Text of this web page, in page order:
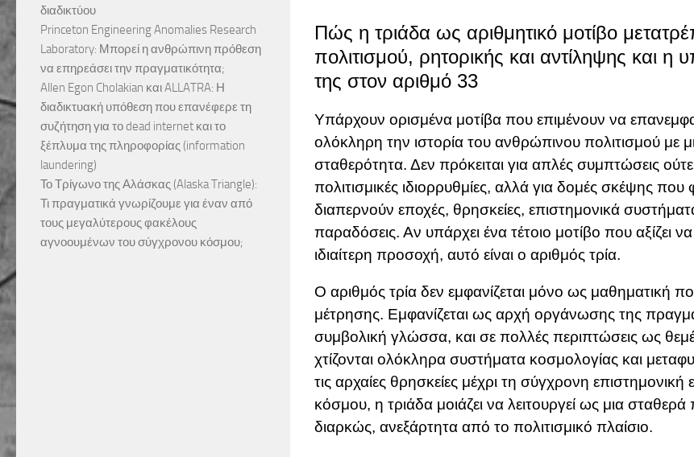
Πώς η τριάδα ως αριθμητικό μοτίβο
πολιτισμού, ρητορικής και αντίληψης και η
της στον αριθμό 33
Υπάρχουν ορισμένα μοτίβα που επιμένουν να
ολόκληρη την ιστορία του ανθρώπινου πολιτισμού με
σταθερότητα. Δεν πρόκειται για απλές συμπτώσεις
πολιτισμικές ιδιορρυθμίες, αλλά για δομές σκέψης που
διαπερνούν εποχές, θρησκείες, επιστημονικά συστήματα
παραδόσεις. Αν υπάρχει ένα τέτοιο μοτίβο που αξίζει να
ιδιαίτερη προσοχή, αυτό είναι ο αριθμός τρία.
Ο αριθμός τρία δεν εμφανίζεται μόνο ως μαθηματική
μέτρησης. Εμφανίζεται ως αρχή οργάνωσης της
συμβολική γλώσσα, και σε πολλές περιπτώσεις ως
χτίζονται ολόκληρα συστήματα κοσμολογίας και
τις αρχαίες θρησκείες μέχρι τη σύγχρονη επιστημονική
κόσμου, η τριάδα μοιάζει να λειτουργεί ως μια σταθερά
διαρκώς, ανεξάρτητα από το πολιτισμικό πλαίσιο.
διαδικτύου
Princeton Engineering Anomalies Research
Laboratory: Μπορεί η ανθρώπινη πρόθεση
να επηρεάσει την πραγματικότητα;
Allen Egon Cholakian και ALLATRA: Η
διαδικτυακή υπόθεση που επανέφερε τη
συζήτηση για το dead internet και το
ξέπλυμα της πληροφορίας (information
laundering)
Το Τρίγωνο της Αλάσκας (Alaska Triangle):
Τι πραγματικά γνωρίζουμε για έναν από
τους μεγαλύτερους φακέλους
αγνοουμένων του σύγχρονου κόσμου;